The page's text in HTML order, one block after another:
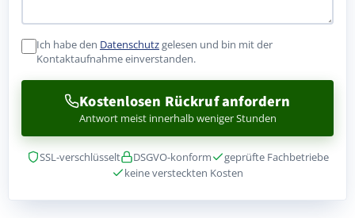
Ich habe den Datenschutzgelesen und bin mit der
Kontaktaufnahme einverstanden.
Kostenlosen Rückruf anfordern
Antwort meist innerhalb weniger Stunden
SSL-verschlüsselt DSGVO-konform
geprüfte Fachbetriebe
keine versteckten Kosten